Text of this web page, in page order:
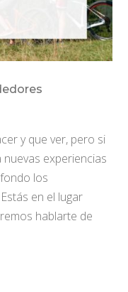
y que ver, pero si
experiencias
los
en el lugar
hablarte de